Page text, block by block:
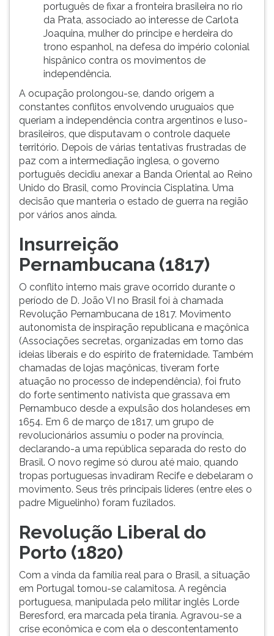
português de fixar a fronteira brasileira no rio
da Prata, associado ao interesse de Carlota
Joaquina, mulher do príncipe e herdeira do
trono espanhol, na defesa do império colonial
hispânico contra os movimentos de
independência.
A ocupação prolongou-se, dando origem a
constantes conflitos envolvendo uruguaios que
queriam a independência contra argentinos e luso-
brasileiros, que disputavam o controle daquele
território. Depois de várias tentativas frustradas de
paz com a intermediação inglesa, o governo
português decidiu anexar a Banda Oriental ao Reino
Unido do Brasil, como Província Cisplatina. Uma
decisão que manteria o estado de guerra na região
por vários anos ainda.
Insurreição
Pernambucana (1817)
O conflito interno mais grave ocorrido durante o
período de D. João VI no Brasil foi à chamada
Revolução Pernambucana de 1817. Movimento
autonomista de inspiração republicana e maçônica
(Associações secretas, organizadas em torno das
ideias liberais e do espírito de fraternidade. Também
chamadas de lojas maçônicas, tiveram forte
atuação no processo de independência), foi fruto
do forte sentimento nativista que grassava em
Pernambuco desde a expulsão dos holandeses em
1654. Em 6 de março de 1817, um grupo de
revolucionários assumiu o poder na província,
declarando-a uma república separada do resto do
Brasil. O novo regime só durou até maio, quando
tropas portuguesas invadiram Recife e debelaram o
movimento. Seus três principais lideres (entre eles o
padre Miguelinho) foram fuzilados.
Revolução Liberal do
Porto (1820)
Com a vinda da família real para o Brasil, a situação
em Portugal tornou-se calamitosa. A regência
portuguesa, manipulada pelo militar inglês Lorde
Beresford, era marcada pela tirania. Agravou-se a
crise econômica e com ela o descontentamento